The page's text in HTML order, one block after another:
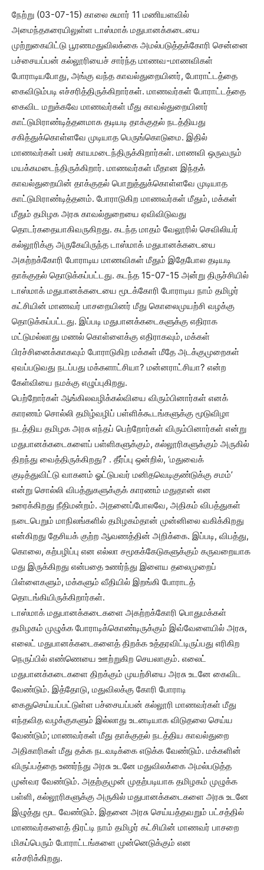
நேற்று (03-07-15) காலை சுமார் 11 மணியளவில்
அமைந்தகரையிலுள்ள டாஸ்மாக் மதுபானக்கடையை
முற்றுகையிட்டு பூரணமதுவிலக்கை அமல்படுத்தக்கோரி சென்னை
பச்சையப்பன் கல்லூரியைச் சார்ந்த மாணவ-மாணவிகள்
போராடியபோது, அங்கு வந்த காவல்துறையினர், போராட்டத்தை
கைவிடும்படி எச்சரித்திருக்கிறார்கள். மாணவர்கள் போராட்டத்தை
கைவிட மறுக்கவே மாணவர்கள் மீது காவல்துறையினர்
காட்டுமிராண்டித்தனமாக தடியடி தாக்குதல் நடத்தியது
சகித்துக்கொள்ளவே முடியாத பெருங்கொடுமை. இதில்
மாணவர்கள் பலர் காயமடைந்திருக்கிறார்கள். மாணவி ஒருவரும்
மயக்கமடைந்திருக்கிறார். மாணவர்கள் மீதான இந்தக்
காவல்துறையின் தாக்குதல் பொறுத்துக்கொள்ளவே முடியாத
காட்டுமிராண்டித்தனம். போராடுகிற மாணவர்கள் மீதும், மக்கள்
மீதும் தமிழக அரசு காவல்துறையை ஏவிவிடுவது
தொடர்கதையாகிவருகிறது. கடந்த மாதம் வேலூரில் செவிலியர்
கல்லூரிக்கு அருகேயிருந்த டாஸ்மாக் மதுபானக்கடையை
அகற்றக்கோரி போராடிய மாணவிகள் மீதும் இதேபோல தடியடி
தாக்குதல் தொடுக்கப்பட்டது. கடந்த 15-07-15 அன்று திருச்சியில்
டாஸ்மாக் மதுபானக்கடையை மூடக்கோரி போராடிய நாம் தமிழர்
கட்சியின் மாணவர் பாசறையினர் மீது கொலைமுயற்சி வழக்கு
தொடுக்கப்பட்டது. இப்படி மதுபானக்கடைகளுக்கு எதிராக
மட்டுமல்லாது மணல் கொள்ளைக்கு எதிராகவும், மக்கள்
பிரச்சினைக்காகவும் போராடுகிற மக்கள் மீதே அடக்குமுறைகள்
ஏவப்படுவது நடப்பது மக்களாட்சியா? மன்னராட்சியா? என்ற
கேள்வியை நமக்கு எழுப்புகிறது.
பெற்றோர்கள் ஆங்கிலவழிக்கல்வியை விரும்பினார்கள் எனக்
காரணம் சொல்லி தமிழ்வழிப் பள்ளிக்கூடங்களுக்கு மூடுவிழா
நடத்திய தமிழக அரசு எந்தப் பெற்றோர்கள் விரும்பினார்கள் என்று
மதுபானக்கடைகளைப் பள்ளிகளுக்கும், கல்லூரிகளுக்கும் அருகில்
திறந்து வைத்திருக்கிறது? . தீர்ப்பு ஒன்றில், ‘மதுவைக்
குடித்துவிட்டு வாகனம் ஓட்டுபவர் மனிதவெடிகுண்டுக்கு சமம்’
என்று சொல்லி விபத்துகளுக்குக் காரணம் மதுதான் என
உரைக்கிறது நீதிமன்றம். அதனைப்போலவே, அதிகம் விபத்துகள்
நடைபெறும் மாநிலங்களில் தமிழகம்தான் முன்னிலை வகிக்கிறது
என்கிறது தேசியக் குற்ற ஆவணத்தின் அறிக்கை. இப்படி, விபத்து,
கொலை, கற்பழிப்பு என எல்லா சமூகக்கேடுகளுக்கும் கருவறையாக
மது இருக்கிறது என்பதை உணர்ந்து இளைய தலைமுறைப்
பிள்ளைகளும், மக்களும் வீதியில் இறங்கி போராடத்
தொடங்கியிருக்கிறார்கள்.
டாஸ்மாக் மதுபானக்கடைகளை அகற்றக்கோரி பொதுமக்கள்
தமிழகம் முழுக்க போராடிக்கொண்டிருக்கும் இவ்வேளையில் அரசு,
எலைட் மதுபானக்கடைகளைத் திறக்க உத்தரவிட்டிருப்பது எரிகிற
நெருப்பில் எண்ணெயை ஊற்றுகிற செயலாகும். எலைட்
மதுபானக்கடைகளை திறக்கும் முயற்சியை அரசு உடனே கைவிட
வேண்டும். இத்தோடு, மதுவிலக்கு கோரி போராடி
கைதுசெய்யப்பட்டுள்ள பச்சையப்பன் கல்லூரி மாணவர்கள் மீது
எந்தவித வழக்குகளும் இல்லாது உடனடியாக விடுதலை செய்ய
வேண்டும்; மாணவர்கள் மீது தாக்குதல் நடத்திய காவல்துறை
அதிகாரிகள் மீது தக்க நடவடிக்கை எடுக்க வேண்டும். மக்களின்
விருப்பத்தை உணர்ந்து அரசு உடனே மதுவிலக்கை அமல்படுத்த
முன்வர வேண்டும். அதற்குமுன் முதற்படியாக தமிழகம் முழுக்க
பள்ளி, கல்லூரிகளுக்கு அருகில் மதுபானக்கடைகளை அரசு உடனே
இழுத்து மூட வேண்டும். இதனை அரசு செய்யத்தவறும் பட்சத்தில்
மாணவர்களைத் திரட்டி நாம் தமிழர் கட்சியின் மாணவர் பாசறை
மிகப்பெரும் போராட்டங்களை முன்னெடுக்கும் என
எச்சரிக்கிறது.